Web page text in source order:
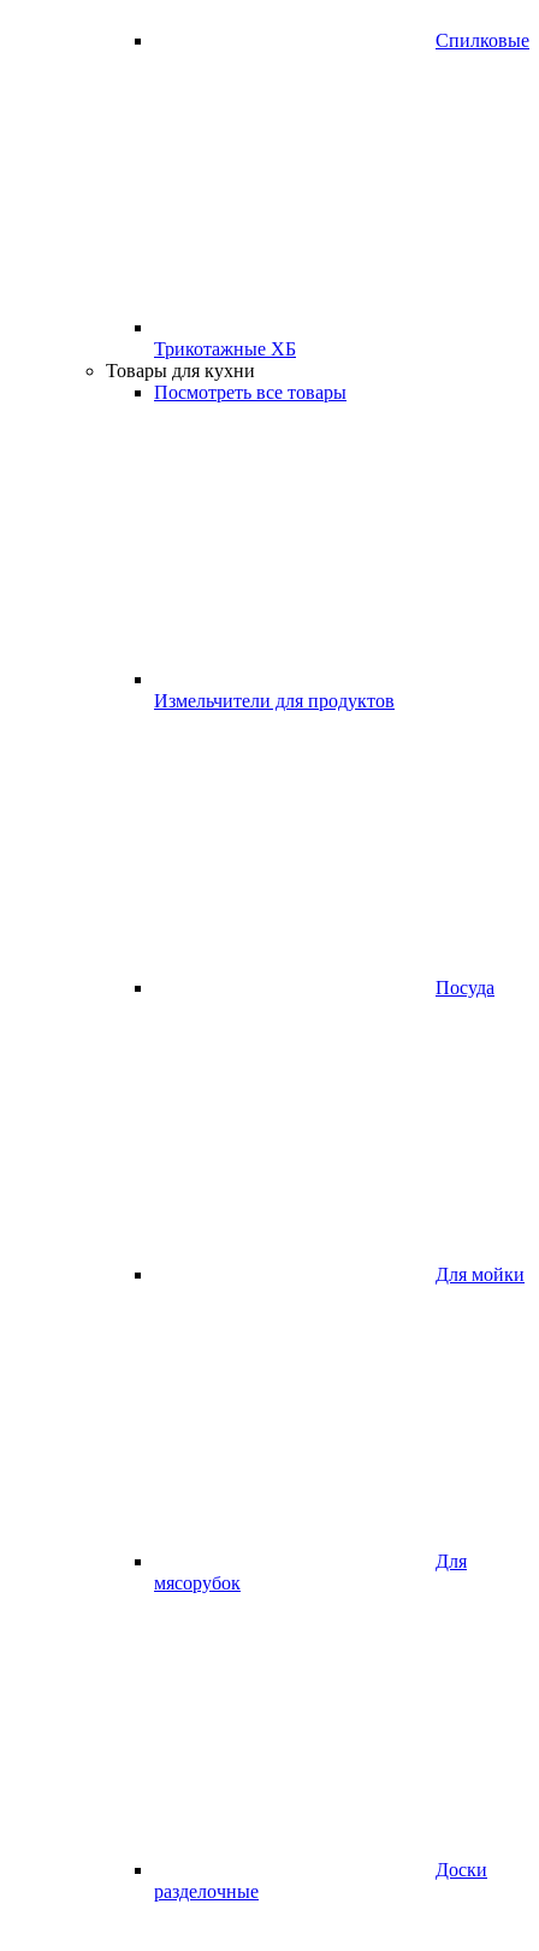
Спилковые
Трикотажные ХБ
Товары для кухни
Посмотреть все товары
Измельчители для продуктов
Посуда
Для мойки
Для
мясорубок
Доски
разделочные